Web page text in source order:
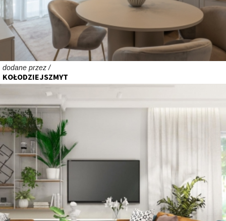
dodane przez /
KOŁODZIEJSZMYT